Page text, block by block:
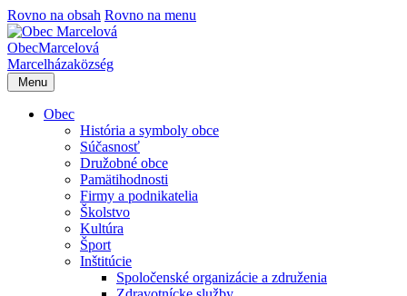
Rovno na obsah Rovno na menu
ObecMarcelová
Marcelházaközség
Menu
Obec
História a symboly obce
Súčasnosť
Družobné obce
Pamätihodnosti
Firmy a podnikatelia
Školstvo
Kultúra
Šport
Inštitúcie
Spoločenské organizácie a združenia